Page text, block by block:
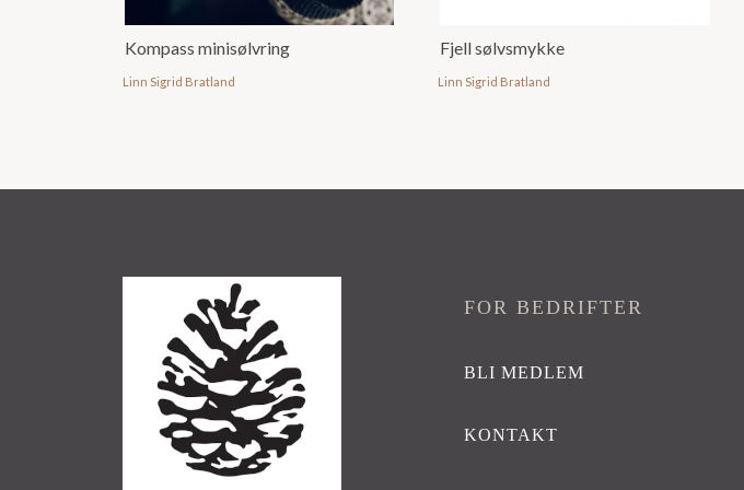
Kompass minisølvring
Linn Sigrid Bratland
Fjell sølvsmykke
Linn Sigrid Bratland
FOR BEDRIFTER
BLI MEDLEM
KONTAKT